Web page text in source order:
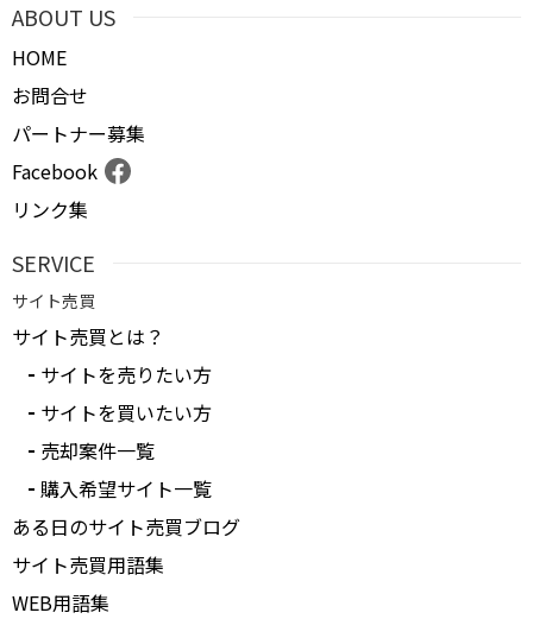
ABOUT US
HOME
お問合せ
パートナー募集
Facebook
リンク集
SERVICE
サイト売買
サイト売買とは？
サイトを売りたい方
サイトを買いたい方
売却案件一覧
購入希望サイト一覧
ある日のサイト売買ブログ
サイト売買用語集
WEB用語集